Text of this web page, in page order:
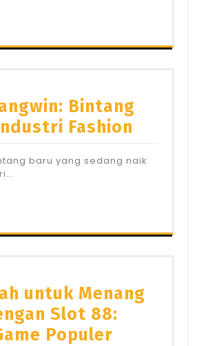
Bintang
Fashion
baru yang sedang naik
untuk Menang
Slot 88:
Populer